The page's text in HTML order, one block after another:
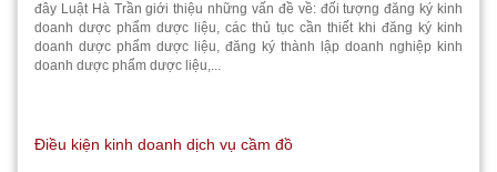
đây Luật Hà Trần giới thiệu những vấn đề về: đối tượng đăng ký kinh
doanh dược phẩm dược liệu, các thủ tục cần thiết khi đăng ký kinh
doanh dược phẩm dược liệu, đăng ký thành lập doanh nghiệp kinh
doanh dược phẩm dược liệu,...
Điều kiện kinh doanh dịch vụ cầm đồ